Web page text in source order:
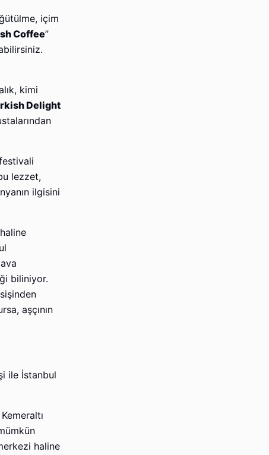
içim
Coffee”
kimi
Delight
lezzet,
ilgisini
biliniyor.
aşçının
ile İstanbul
haline